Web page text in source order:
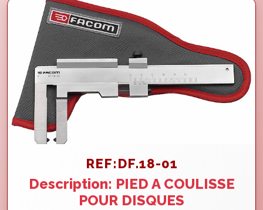
REF:DF.18-01
Description: PIED A COULISSE
POUR DISQUES